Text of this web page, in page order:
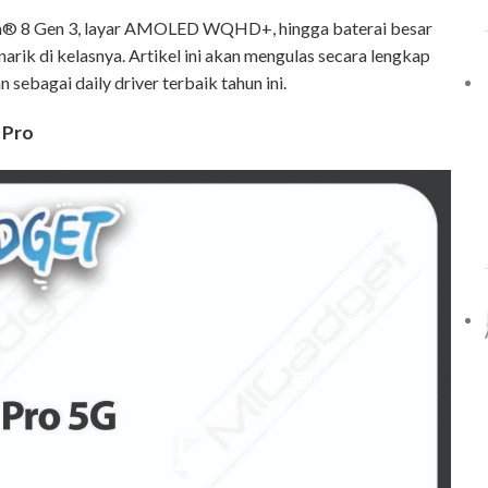
8 Gen 3, layar AMOLEDWQHD+, hingga baterai besar
di kelasnya. Artikel iniakanmengulas secara lengkap
sebagaidailydriverterbaik tahun ini.